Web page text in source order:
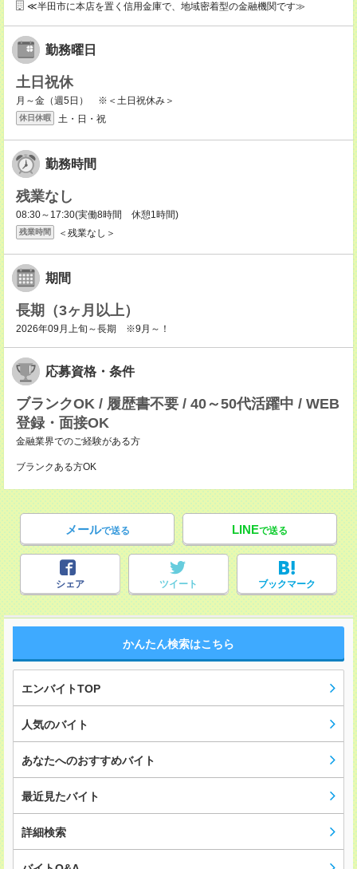
≪半田市に本店を置く信用金庫で、地域密着型の金融機関です≫
勤務曜日
土日祝休
月～金（週5日） ※＜土日祝休み＞
休日休暇 土・日・祝
勤務時間
残業なし
08:30～17:30(実働8時間 休憩1時間)
残業時間 ＜残業なし＞
期間
長期（3ヶ月以上）
2026年09月上旬～長期 ※9月～！
応募資格・条件
ブランクOK / 履歴書不要 / 40～50代活躍中 / WEB
登録・面接OK
金融業界でのご経験がある方
ブランクある方OK
メールで送る LINEで送る
シェア ツイート ブックマーク
かんたん検索はこちら
エンバイトTOP
人気のバイト
あなたへのおすすめバイト
最近見たバイト
詳細検索